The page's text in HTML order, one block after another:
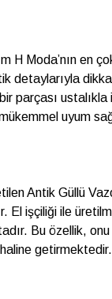
H Moda’nın en
detaylarıyla
parçası
uyum
Antik Güllü
El işçiliği ile
Bu özellik,
getirmektedir.